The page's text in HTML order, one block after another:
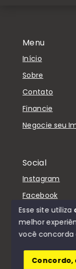
Olá!
Menu
Início
Sobre
Contato
Financie
Negocie seu
Social
Instagram
Facebook
© Copyright
SITE PARA IMOBILIARIA
Esse site utiliza
melhor
você concorda